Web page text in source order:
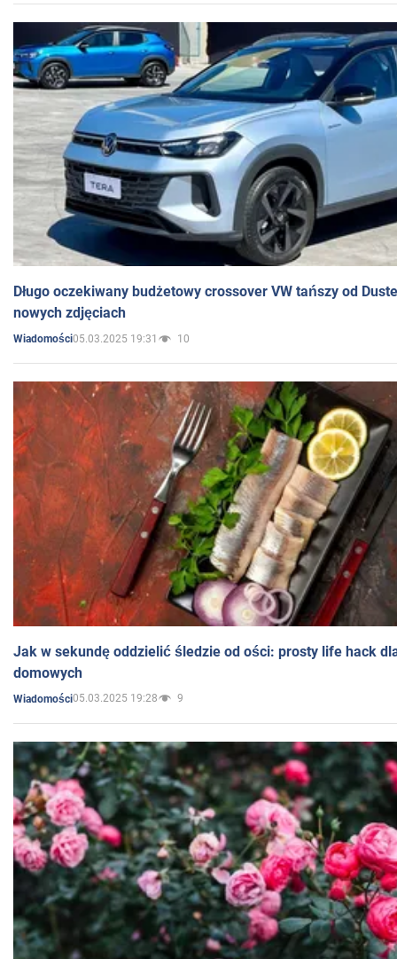
Długo oczekiwany budżetowy crossover VW tańszy od
nowych zdjęciach
Wiadomości05.03.2025 19:31 10
Jak w sekundę oddzielić śledzie od ości: prosty life hack
domowych
Wiadomości05.03.2025 19:28 9